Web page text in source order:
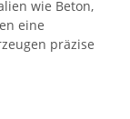
wie Beton,
eine
präzise